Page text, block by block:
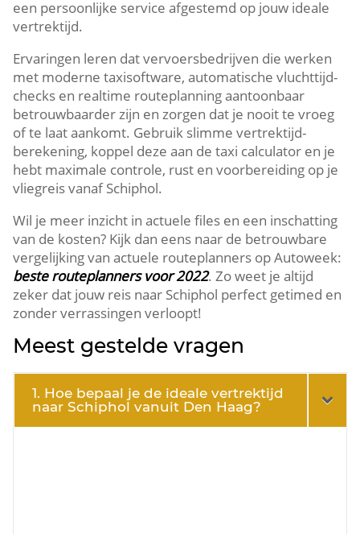
een persoonlijke service afgestemd op jouw ideale
vertrektijd.
Ervaringen leren dat vervoersbedrijven die werken
met moderne taxisoftware, automatische vluchttijd-
checks en realtime routeplanning aantoonbaar
betrouwbaarder zijn en zorgen dat je nooit te vroeg
of te laat aankomt. Gebruik slimme vertrektijd-
berekening, koppel deze aan de taxi calculator en je
hebt maximale controle, rust en voorbereiding op je
vliegreis vanaf Schiphol.
Wil je meer inzicht in actuele files en een inschatting
van de kosten? Kijk dan eens naar de betrouwbare
vergelijking van actuele routeplanners op Autoweek:
beste routeplanners voor 2022. Zo weet je altijd
zeker dat jouw reis naar Schiphol perfect getimed en
zonder verrassingen verloopt!
Meest gestelde vragen
1. Hoe bepaal je de ideale vertrektijd
naar Schiphol vanuit Den Haag?